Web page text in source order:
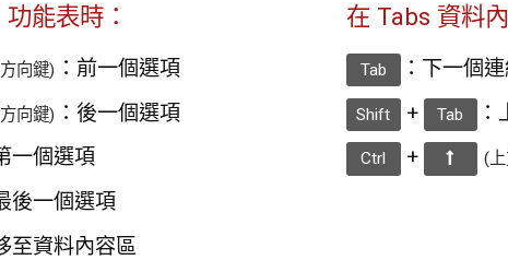
能表時：
向鍵) ：前一個選項
向鍵) ：後一個選項
一個選項
後一個選項
至資料內容區
在 Tabs 資料
Tab ：下一個
Shift + Tab
Ctrl + (